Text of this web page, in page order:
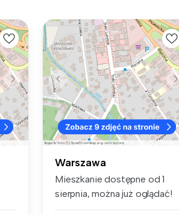
Warszawa
Mieszkanie dostępne od 1
sierpnia, można już oglądać!